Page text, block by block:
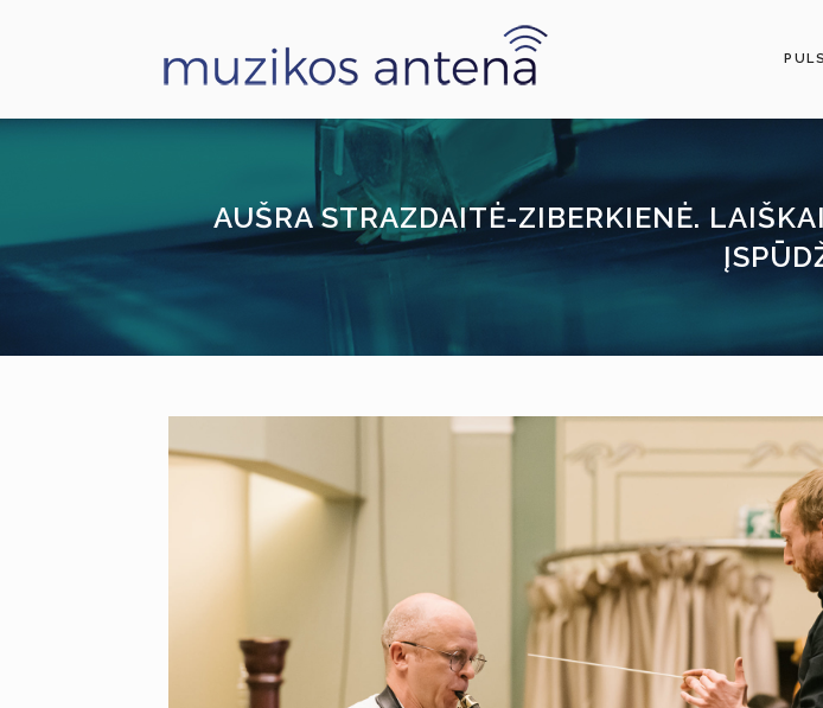
AUŠRA STRAZDAITĖ-ZIBERKIENĖ.